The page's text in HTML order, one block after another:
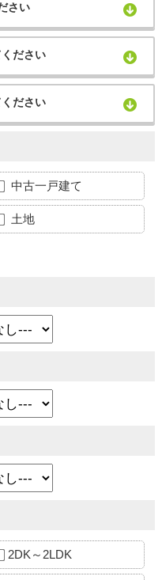
さい
ださい
ださい
中古一戸建て
土地
2DK～2LDK